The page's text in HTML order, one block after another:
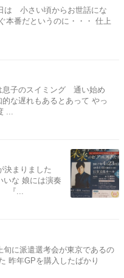
小さい頃からお世話にな
本番だというのに・・・ 仕上
息子のスイミング 通い始め
な遅れもあるとあって やっ
...
決まりました
な 娘には演奏
『...
に派遣選考会が東京であるの
昨年GPを購入したばかり